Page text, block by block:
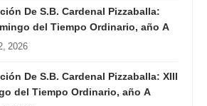
De S.B. Cardenal Pizzaballa:
del Tiempo Ordinario, año A
2026
De S.B. Cardenal Pizzaballa: XIII
del Tiempo Ordinario, año A